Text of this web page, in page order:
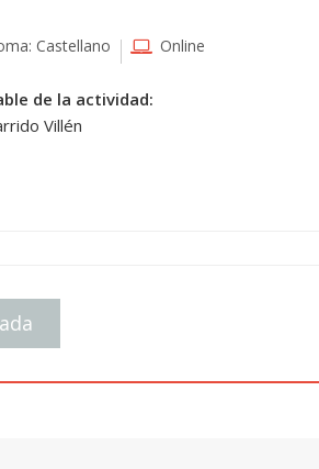
Castellano Online
de la actividad:
Villén